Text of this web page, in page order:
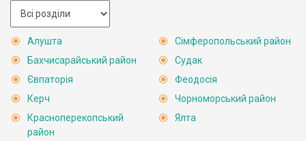
Алушта
Бахчисарайський район
Євпаторія
Керч
Красноперекопський
район
Сімферопольський район
Судак
Феодосія
Чорноморський район
Ялта